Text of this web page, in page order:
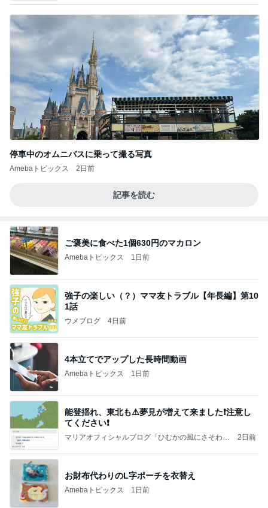
停車中のオムニバスに乗って撮る写真
Amebaトピックス 2日前
記事を読む
ご褒美に食べた1個630円のマカロン
Amebaトピックス 1日前
強子の楽しい（？）ママ友トラブル【年長編】第10
1話
ウメブログ 4日前
4本立てでアップした長時間動画
Amebaトピックス 1日前
能登揺れ、東北も⚠️夢見が増えて来ました❗️注意し
てください❗️
マリアオフィシャルブログ「ひむかの風にさそわれ
2日前
お財布代わりのL字ポーチを衣替え
Amebaトピックス 1日前